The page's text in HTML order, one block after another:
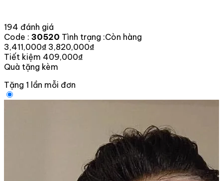
194 đánh giá
Code : 30520 Tình trạng :Còn hàng
3,411,000₫ 3,820,000₫
Tiết kiệm 409,000₫
Quà tặng kèm
Tặng 1 lần mỗi đơn